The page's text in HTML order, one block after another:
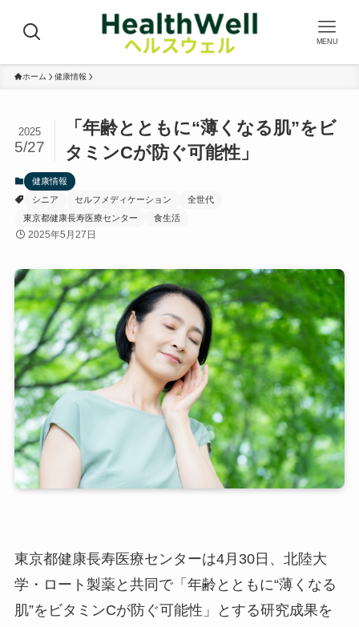
MENU
ホーム 健康情報
「年齢とともに“薄くなる肌”をビ
タミンCが防ぐ可能性」
2025
5/27
健康情報
シニア
セルフメディケーション
全世代
東京都健康長寿医療センター
食生活
2025年5月27日
東京都健康長寿医療センターは4月30日、北陸大
学・ロート製薬と共同で「年齢とともに“薄くなる
肌”をビタミンCが防ぐ可能性」とする研究成果を